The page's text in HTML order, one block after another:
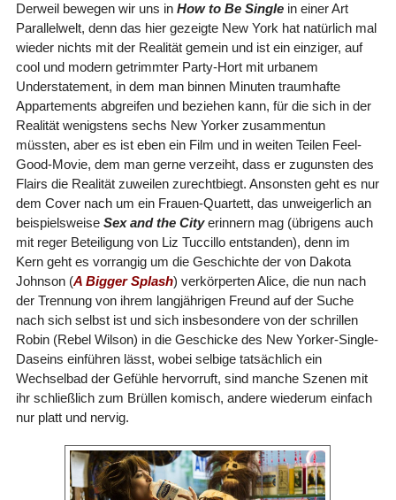
Derweil bewegen wir uns in How to Be Singlein einer Art
Parallelwelt, denn das hier gezeigte New York hat natürlich mal
wieder nichts mit der Realität gemein und ist ein einziger, auf
cool und modern getrimmter Party-Hort mit urbanem
Understatement, in dem man binnen Minuten traumhafte
Appartements abgreifen und beziehen kann, für die sich in der
Realität wenigstens sechs New Yorker zusammentun
müssten, aber es ist eben ein Film und in weiten Teilen Feel-
Good-Movie, dem man gerne verzeiht, dass er zugunsten des
Flairs die Realität zuweilen zurechtbiegt. Ansonsten geht es nur
dem Cover nach um ein Frauen-Quartett, das unweigerlich an
beispielsweise Sex and the Cityerinnern mag (übrigens auch
mit reger Beteiligung von Liz Tuccillo entstanden), denn im
Kern geht es vorrangig um die Geschichte der von Dakota
Johnson (A Bigger Splash) verkörperten Alice, die nun nach
der Trennung von ihrem langjährigen Freund auf der Suche
nach sich selbst ist und sich insbesondere von der schrillen
Robin (Rebel Wilson) in die Geschicke des New Yorker-Single-
Daseins einführen lässt, wobei selbige tatsächlich ein
Wechselbad der Gefühle hervorruft, sind manche Szenen mit
ihr schließlich zum Brüllen komisch, andere wiederum einfach
nur platt und nervig.